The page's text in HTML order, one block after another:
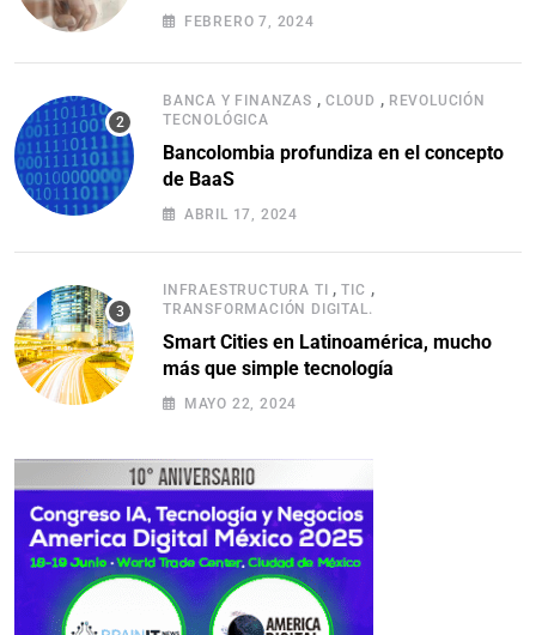
FEBRERO 7, 2024
BANCA Y FINANZAS , CLOUD , REVOLUCIÓN
TECNOLÓGICA
Bancolombia profundiza en el concepto
de BaaS
ABRIL 17, 2024
INFRAESTRUCTURA TI ,TIC ,
TRANSFORMACIÓN DIGITAL.
Smart Cities en Latinoamérica, mucho
más que simple tecnología
MAYO 22, 2024